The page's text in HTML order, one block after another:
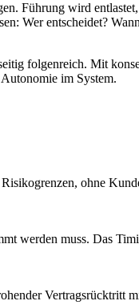
Führung wird
Wer entscheidet?
folgenreich. Mit
im System.
ohne
werden muss. Das
Vertragsrücktritt